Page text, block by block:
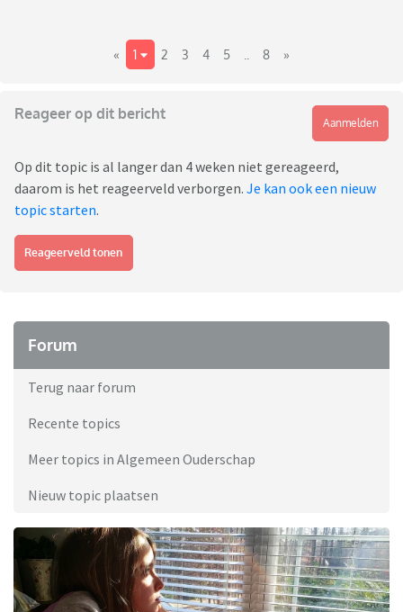
« 1 2 3 4 5 8 »
Reageer op dit bericht
Aanmelden
Op dit topic is al langer dan 4 weken niet gereageerd,
daarom is het reageerveld verborgen. Je kan ook een nieuw
topic starten.
Reageerveld tonen
Forum
Terug naar forum
Recente topics
Meer topics in Algemeen Ouderschap
Nieuw topic plaatsen